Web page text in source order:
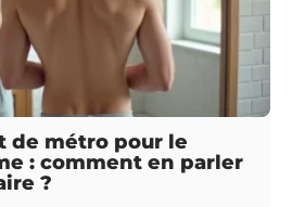
de métro pour le
: comment en parler
?